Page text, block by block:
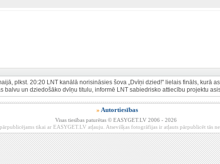
plkst. 20:20 LNT kanālā norisināsies šova „Dvīņi dzied!" lielais fināls, kurā
balvu un dziedošāko dvīņu titulu, informē LNT sabiedrisko attiecību projektu
» Autortiesības
Visas tiesības paturētas © EASYGET.LV 2006 - 2026
tikai ar EASYGET.LV atļauju. Atsevišķas fotogrāfijas ir atļauts pārpublicēt tās